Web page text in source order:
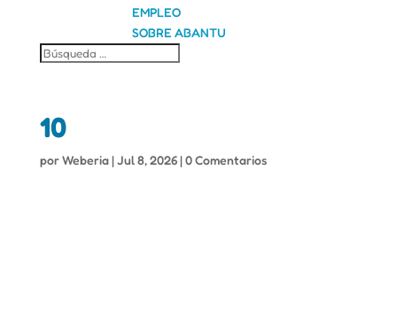
EMPLEO
SOBRE ABANTU
10
porWeberia|Jul 8, 2026|0 Comentarios